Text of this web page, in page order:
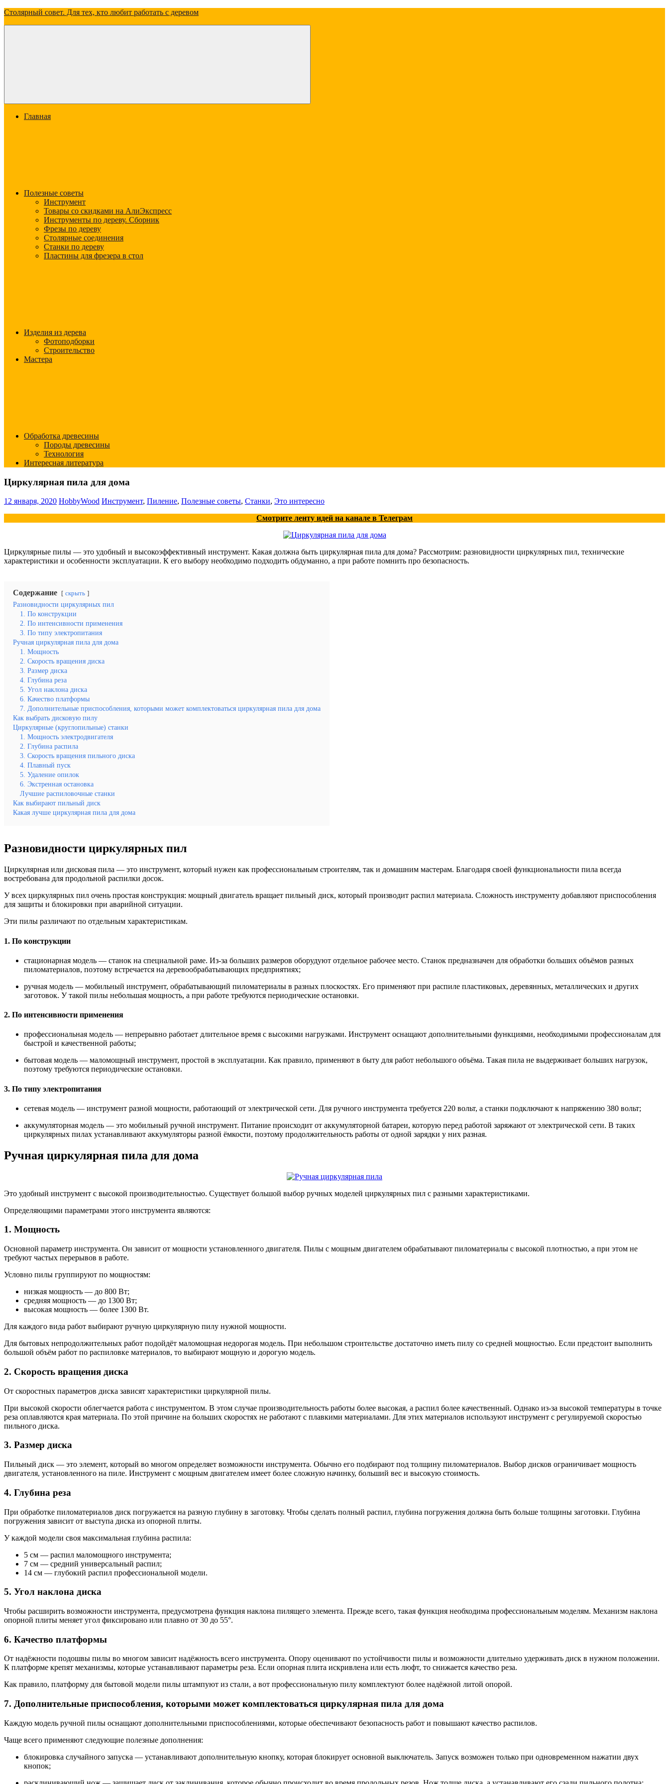
Перейти
Столярный совет. Для тех, кто любит работать с деревом
Меню
Главная
Полезные советы
Инструмент
Товары со скидками на АлиЭкспресс
Инструменты по дереву. Сборник
Фрезы по дереву
Столярные соединения
Станки по дереву
Пластины для фрезера в стол
Изделия из дерева
Фотоподборки
Строительство
Мастера
Обработка древесины
Породы древесины
Технология
Интересная литература
Циркулярная пила для дома
12 января, 2020 HobbyWood Инструмент, Пиление, Полезные советы, Станки, Это интересно
Смотрите ленту идей на канале в Телеграм
Циркулярные пилы — это удобный и высокоэффективный инструмент. Какая должна быть циркулярная пила для дома? Рассмотрим: разновидности циркулярных пил, технические
характеристики и особенности эксплуатации. К его выбору необходимо подходить обдуманно, а при работе помнить про безопасность.
Содержание скрыть
Разновидности циркулярных пил
1. По конструкции
2. По интенсивности применения
3. По типу электропитания
Ручная циркулярная пила для дома
1. Мощность
2. Скорость вращения диска
3. Размер диска
4. Глубина реза
5. Угол наклона диска
6. Качество платформы
7. Дополнительные приспособления, которыми может комплектоваться циркулярная пила для дома
Как выбрать дисковую пилу
Циркулярные (круглопильные) станки
1. Мощность электродвигателя
2. Глубина распила
3. Скорость вращения пильного диска
4. Плавный пуск
5. Удаление опилок
6. Экстренная остановка
Лучшие распиловочные станки
Как выбирают пильный диск
Какая лучше циркулярная пила для дома
Разновидности циркулярных пил
Циркулярная или дисковая пила — это инструмент, который нужен как профессиональным строителям, так и домашним мастерам. Благодаря своей функциональности пила всегда
востребована для продольной распилки досок.
У всех циркулярных пил очень простая конструкция: мощный двигатель вращает пильный диск, который производит распил материала. Сложность инструменту добавляют приспособления
для защиты и блокировки при аварийной ситуации.
Эти пилы различают по отдельным характеристикам.
1. По конструкции
стационарная модель — станок на специальной раме. Из-за больших размеров оборудуют отдельное рабочее место. Станок предназначен для обработки больших объёмов разных
пиломатериалов, поэтому встречается на деревообрабатывающих предприятиях;
ручная модель — мобильный инструмент, обрабатывающий пиломатериалы в разных плоскостях. Его применяют при распиле пластиковых, деревянных, металлических и других
заготовок. У такой пилы небольшая мощность, а при работе требуются периодические остановки.
2. По интенсивности применения
профессиональная модель — непрерывно работает длительное время с высокими нагрузками. Инструмент оснащают дополнительными функциями, необходимыми профессионалам для
быстрой и качественной работы;
бытовая модель — маломощный инструмент, простой в эксплуатации. Как правило, применяют в быту для работ небольшого объёма. Такая пила не выдерживает больших нагрузок,
поэтому требуются периодические остановки.
3. По типу электропитания
сетевая модель — инструмент разной мощности, работающий от электрической сети. Для ручного инструмента требуется 220 вольт, а станки подключают к напряжению 380 вольт;
аккумуляторная модель — это мобильный ручной инструмент. Питание происходит от аккумуляторной батареи, которую перед работой заряжают от электрической сети. В таких
циркулярных пилах устанавливают аккумуляторы разной ёмкости, поэтому продолжительность работы от одной зарядки у них разная.
Ручная циркулярная пила для дома
Это удобный инструмент с высокой производительностью. Существует большой выбор ручных моделей циркулярных пил с разными характеристиками.
Определяющими параметрами этого инструмента являются:
1. Мощность
Основной параметр инструмента. Он зависит от мощности установленного двигателя. Пилы с мощным двигателем обрабатывают пиломатериалы с высокой плотностью, а при этом не
требуют частых перерывов в работе.
Условно пилы группируют по мощностям:
низкая мощность — до 800 Вт;
средняя мощность — до 1300 Вт;
высокая мощность — более 1300 Вт.
Для каждого вида работ выбирают ручную циркулярную пилу нужной мощности.
Для бытовых непродолжительных работ подойдёт маломощная недорогая модель. При небольшом строительстве достаточно иметь пилу со средней мощностью. Если предстоит выполнить
большой объём работ по распиловке материалов, то выбирают мощную и дорогую модель.
2. Скорость вращения диска
От скоростных параметров диска зависят характеристики циркулярной пилы.
При высокой скорости облегчается работа с инструментом. В этом случае производительность работы более высокая, а распил более качественный. Однако из-за высокой температуры в точке
реза оплавляются края материала. По этой причине на больших скоростях не работают с плавкими материалами. Для этих материалов используют инструмент с регулируемой скоростью
пильного диска.
3. Размер диска
Пильный диск — это элемент, который во многом определяет возможности инструмента. Обычно его подбирают под толщину пиломатериалов. Выбор дисков ограничивает мощность
двигателя, установленного на пиле. Инструмент с мощным двигателем имеет более сложную начинку, больший вес и высокую стоимость.
4. Глубина реза
При обработке пиломатериалов диск погружается на разную глубину в заготовку. Чтобы сделать полный распил, глубина погружения должна быть больше толщины заготовки. Глубина
погружения зависит от выступа диска из опорной плиты.
У каждой модели своя максимальная глубина распила:
5 см — распил маломощного инструмента;
7 см — средний универсальный распил;
14 см — глубокий распил профессиональной модели.
5. Угол наклона диска
Чтобы расширить возможности инструмента, предусмотрена функция наклона пилящего элемента. Прежде всего, такая функция необходима профессиональным моделям. Механизм наклона
опорной плиты меняет угол фиксировано или плавно от 30 до 55°.
6. Качество платформы
От надёжности подошвы пилы во многом зависит надёжность всего инструмента. Опору оценивают по устойчивости пилы и возможности длительно удерживать диск в нужном положении.
К платформе крепят механизмы, которые устанавливают параметры реза. Если опорная плита искривлена или есть люфт, то снижается качество реза.
Как правило, платформу для бытовой модели пилы штампуют из стали, а вот профессиональную пилу комплектуют более надёжной литой опорой.
7. Дополнительные приспособления, которыми может комплектоваться циркулярная пила для дома
Каждую модель ручной пилы оснащают дополнительными приспособлениями, которые обеспечивают безопасность работ и повышают качество распилов.
Чаще всего применяют следующие полезные дополнения:
блокировка случайного запуска — устанавливают дополнительную кнопку, которая блокирует основной выключатель. Запуск возможен только при одновременном нажатии двух
кнопок;